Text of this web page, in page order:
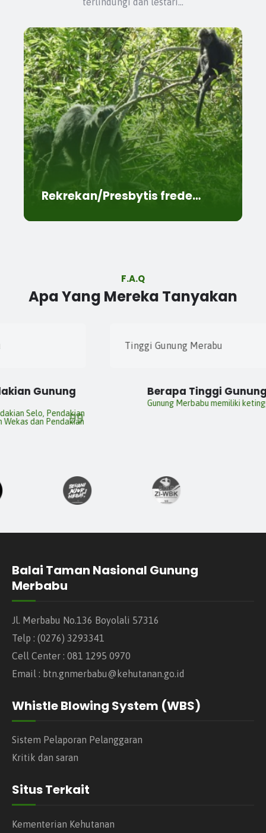
Rekrekan/Presbytis fredericae
F.A.Q
Apa Yang Mereka Tanyakan
Berapa Tinggi Gunung Merbabu?
Gunung Merbabu memiliki ketinggian 3142 Mdpl
Balai Taman Nasional Gunung
Merbabu
Jl. Merbabu No.136 Boyolali 57316
Telp : (0276) 3293341
Cell Center : 081 1295 0970
Email : btn.gnmerbabu@kehutanan.go.id
Whistle Blowing System (WBS)
Sistem Pelaporan Pelanggaran
Kritik dan saran
Situs Terkait
Kementerian Kehutanan